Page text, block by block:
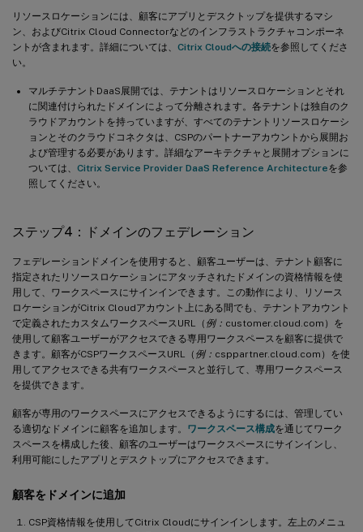
リソースロケーションには、顧客にアプリとデスクトップを提供するマシ
ン、およびCitrix Cloud Connectorなどのインフラストラクチャコンポーネ
ントが含まれます。詳細については、 Citrix Cloudへの接続を参照してくださ
い。
マルチテナントDaaS展開では、テナントはリソースロケーションとそれ
に関連付けられたドメインによって分離されます。各テナントは独自のク
ラウドアカウントを持っていますが、すべてのテナントリソースロケーシ
ョンとそのクラウドコネクタは、CSPのパートナーアカウントから展開お
よび管理する必要があります。詳細なアーキテクチャと展開オプションに
ついては、 Citrix Service Provider DaaS Reference Architectureを参
照してください。
ステップ4：ドメインのフェデレーション
フェデレーションドメインを使用すると、顧客ユーザーは、テナント顧客に
指定されたリソースロケーションにアタッチされたドメインの資格情報を使
用して、ワークスペースにサインインできます。この動作により、リソース
ロケーションがCitrix Cloudアカウント上にある間でも、テナントアカウント
で定義されたカスタムワークスペースURL（ 例： customer.cloud.com）を
使用して顧客ユーザーがアクセスできる専用ワークスペースを顧客に提供で
きます。顧客がCSPワークスペースURL（ 例： csppartner.cloud.com）を使
用してアクセスできる共有ワークスペースと並行して、専用ワークスペース
を提供できます。
顧客が専用のワークスペースにアクセスできるようにするには、管理してい
る適切なドメインに顧客を追加します。 ワークスペース構成を通じてワーク
スペースを構成した後、顧客のユーザーはワークスペースにサインインし、
利用可能にしたアプリとデスクトップにアクセスできます。
顧客をドメインに追加
CSP資格情報を使用してCitrix Cloudにサインインします。左上のメニュ